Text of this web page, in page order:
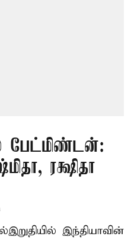
பேட்மிண்டன்:
ரக்ஷிதா
இந்தியாவின்